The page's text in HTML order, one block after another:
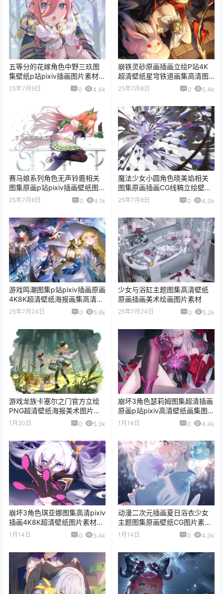
五等分的花嫁角色中野三玖图
集壁纸p站pixiv插画图片素材美
术资料
25年7月9日 0 4.4k
崩铁灵砂原画插画立绘P站4K
超清壁纸星穹铁道画集高清图
片素材集
25年7月8日 0 5.4k
赛马娘系列角色无声铃鹿相关
图集原画p站pixiv插画壁纸图片
素材
25年7月8日 0 4.1k
魔法少女小圆角色晓美焰相关
图集原画插画CG线稿立绘壁纸
图片素材
25年7月8日 0 4.3k
游戏鸣潮图集p站pixiv插画原画
4K8K超清壁纸海报画集高清图
片素材
25年7月24日 0 5.6k
少女与浴缸主题图集高清壁纸
原画插画美术绘画图片素材
25年7月24日 0 5.2k
游戏龙族卡塞尔之门官方立绘
PNG超清壁纸海报美术图片素
材包
1月20日 0 5.3k
崩坏3角色瑟莉姆图集超清插画
原画p站pixiv高清壁纸画集图片
素材
1月14日 0 4.4k
崩坏3角色琪亚娜图集高清pixiv
插画4K8K超清壁纸图片素材美
术资料
1月14日 0 5.4k
动漫二次元插画夏日浴衣少女
主题图集原画壁纸CG图片素材
美术资料
1月14日 0 4.3k